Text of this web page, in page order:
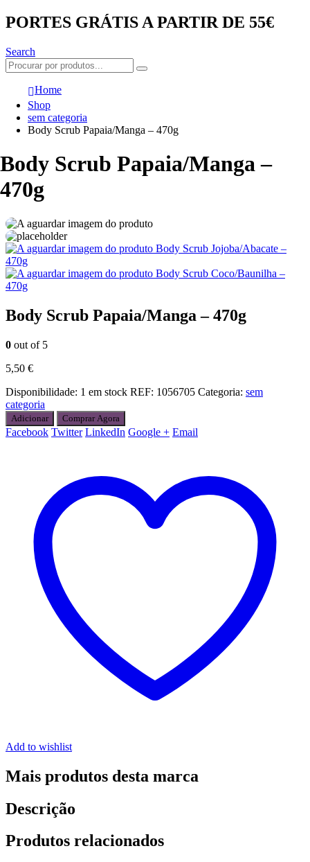
PORTES GRÁTIS A PARTIR DE 55€
Search
Home
Shop
sem categoria
Body Scrub Papaia/Manga – 470g
Body Scrub Papaia/Manga –
470g
Body Scrub Jojoba/Abacate –
470g
Body Scrub Coco/Baunilha –
470g
Body Scrub Papaia/Manga – 470g
0 out of 5
5,50 €
Disponibilidade: 1 em stock REF: 1056705 Categoria: sem
categoria
Adicionar Comprar Agora
Facebook Twitter LinkedIn Google + Email
Add to wishlist
Mais produtos desta marca
Descrição
Produtos relacionados